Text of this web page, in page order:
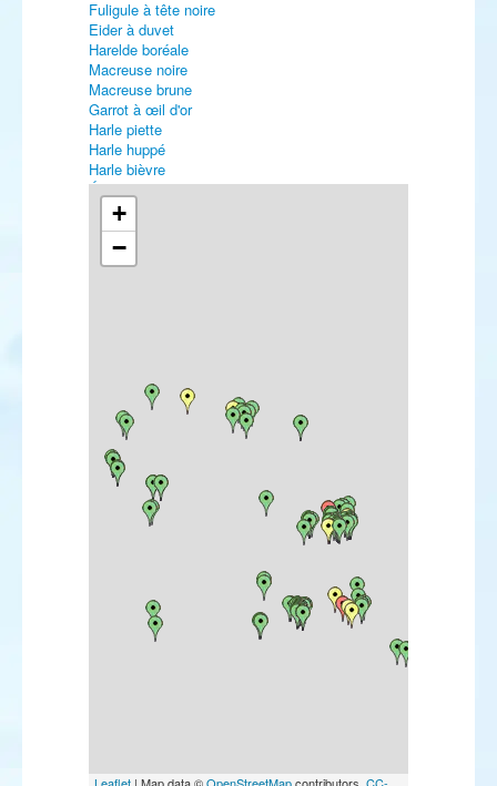
Fuligule à tête noire
Eider à duvet
Harelde boréale
Macreuse noire
Macreuse brune
Garrot à œil d'or
Harle piette
Harle huppé
Harle bièvre
Érismature à tête blanche
Perdrix rouge
Perdrix grise
Caille des blés
Faisan vénéré
Grèbe huppé
Grèbe jougris
Grèbe esclavon
Grèbe à cou noir
Fulmar boréal
Puffin de Scopoli
Puffin fuligineux
Puffin des Anglais
Fou de Bassan
Grand Cormoran
Cormoran huppé
+
−